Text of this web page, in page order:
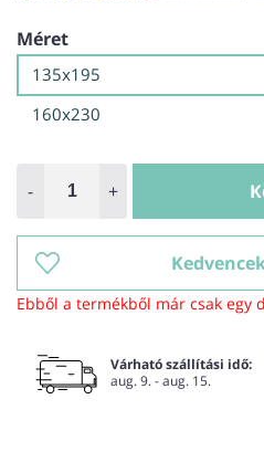
Méret
135x195
160x230
- +
Ebből a termékből már csak egy
Várható szállítási idő:
aug. 9. - aug. 15.